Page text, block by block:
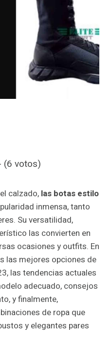
(6 votos)
calzado, las botas estilo
inmensa, tanto
Su versatilidad,
las convierten en
ocasiones y outfits. En
las mejores opciones de
las tendencias actuales
adecuado, consejos
y finalmente,
de ropa que
y elegantes pares